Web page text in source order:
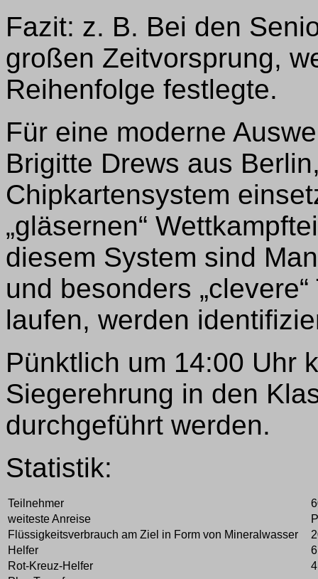
Fazit: z. B. Bei den
großen Zeitvorsprung,
Reihenfolge festlegte.
Für eine moderne
Brigitte Drews aus
Chipkartensystem
„gläsernen“
diesem System sind
und besonders
laufen, werden
Pünktlich um 14:00 Uhr
Siegerehrung in den
durchgeführt werden.
Statistik:
Teilnehmer
weiteste Anreise
Flüssigkeitsverbrauch am Ziel in Form von Mineralwasser
Helfer
6
Rot-Kreuz-Helfer
4